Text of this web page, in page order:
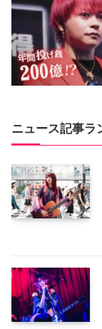
ニュース記事ラ